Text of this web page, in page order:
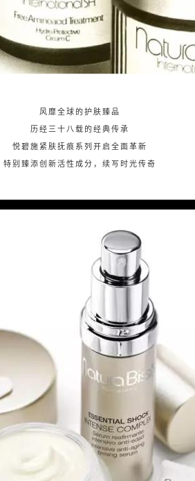
风靡全球的护肤臻品
历经三十八载的经典传承
悦碧施紧肤抚痕系列开启全面革新
特别臻添创新活性成分，续写时光传奇